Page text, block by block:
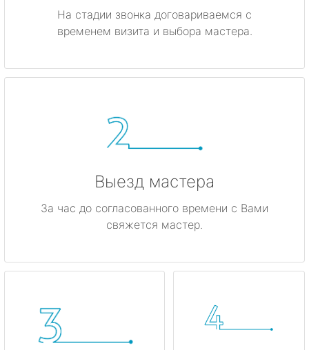
На стадии звонка договариваемся с
временем визита и выбора мастера.
Выезд мастера
За час до согласованного времени с Вами
свяжется мастер.